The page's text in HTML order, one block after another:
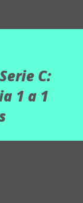
C:
1 a 1